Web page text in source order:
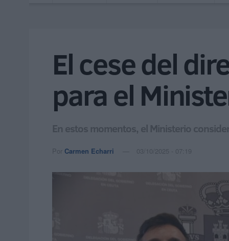
El cese del
para el
En estos momentos, el Ministerio
Por Carmen Echarri 03/10/2025 - 07:19